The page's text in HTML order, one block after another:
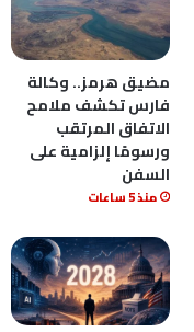
مضيق هرمز.. وكالة
فارس تكشف ملامح
الاتفاق المرتقب
ورسومًا إلزامية على
السفن
منذ 5 ساعات